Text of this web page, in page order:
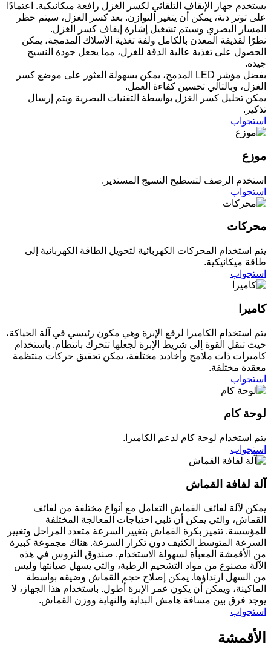
يستخدم جهاز الإيقاف التلقائي لكسر الغزل رافعة ميكانيكية. اعتمادًا
على توتر دنة، يمكن أن يتغير التوازن. بعد كسر الغزل، سيتم حظر
المسار البصري وسيتم تشغيل إشارة إيقاف كسر الغزل.
نظرًا لقذيفة المعدن بالكامل ولفة تغذية الأسلاك المدمجة، يمكن
الحصول على تغذية عالية الدقة للغزل، مما يجعل جودة النسيج
جيدة.
بفضل مؤشر LED المدمج، يمكن بسهولة العثور على موضع كسر
الغزل، وبالتالي تحسين كفاءة العمل.
يمكن تحليل كسر الغزل بواسطة التقنيات البصرية ويتم إرسال
تذكير.
استجواب
موزع
استخدم الرصف لتسطيح النسيج المستدير.
استجواب
محركات
يتم استخدام المحركات الكهربائية لتحويل الطاقة الكهربائية إلى
طاقة ميكانيكية.
استجواب
كاميرا
يتم استخدام الكاميرا لرفع الإبرة وهي مكون رئيسي في آلة الحياكة،
حيث تنقل القوة إلى شريط الإبرة لجعلها تتحرك بانتظام. باستخدام
كاميرات ذات ملامح وأخاديد مختلفة، يمكن تحقيق حركات منتظمة
معقدة مختلفة.
استجواب
لوحة كام
يتم استخدام لوحة كام لدعم الكاميرا.
استجواب
آلة لفافة القماش
يمكن لآلة لفائف القماش التعامل مع أنواع مختلفة من لفائف
القماش، والتي يمكن أن تلبي احتياجات المعالجة المختلفة
للمؤسسة. تتميز بكرة القماش بتغيير السرعة متعدد المراحل وتغيير
السرعة المتوسط الكثيف دون تكرار السرعة. هناك مجموعة كبيرة
من الأقمشة المعبأة لسهولة الاستخدام. صندوق التروس في هذه
الآلة مصنوع من مواد التشحيم الرطبة، والتي يسهل صيانتها وليس
من السهل ارتداؤها. يمكن إصلاح حجم القماش وضيقه بواسطة
الماكينة، ويمكن أن يكون عمر الإبرة أطول. باستخدام هذا الجهاز، لا
يوجد فرق بين مسافة هامش البداية والنهاية ووزن القماش.
استجواب
الأقمشة